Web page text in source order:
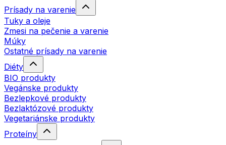
Prísady na varenie
Tuky a oleje
Zmesi na pečenie a varenie
Múky
Ostatné prísady na varenie
Diéty
BIO produkty
Vegánske produkty
Bezlepkové produkty
Bezlaktózové produkty
Vegetariánske produkty
Proteíny